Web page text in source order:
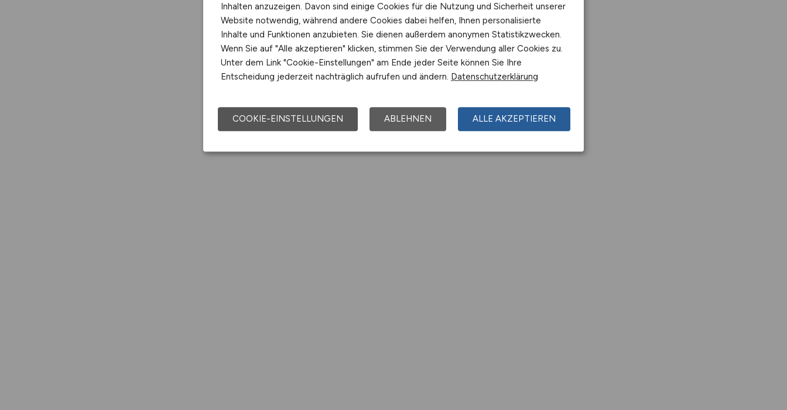
Inhalten anzuzeigen. Davon sind einige Cookies für die Nutzung und Sicherheit unserer
Website notwendig, während andere Cookies dabei helfen, Ihnen personalisierte
Inhalte und Funktionen anzubieten. Sie dienen außerdem anonymen Statistikzwecken.
Wenn Sie auf "Alle akzeptieren" klicken, stimmen Sie der Verwendung aller Cookies zu.
Unter dem Link "Cookie-Einstellungen" am Ende jeder Seite können Sie Ihre
Entscheidung jederzeit nachträglich aufrufen und ändern. Datenschutzerklärung
COOKIE-EINSTELLUNGEN ABLEHNEN ALLE AKZEPTIEREN